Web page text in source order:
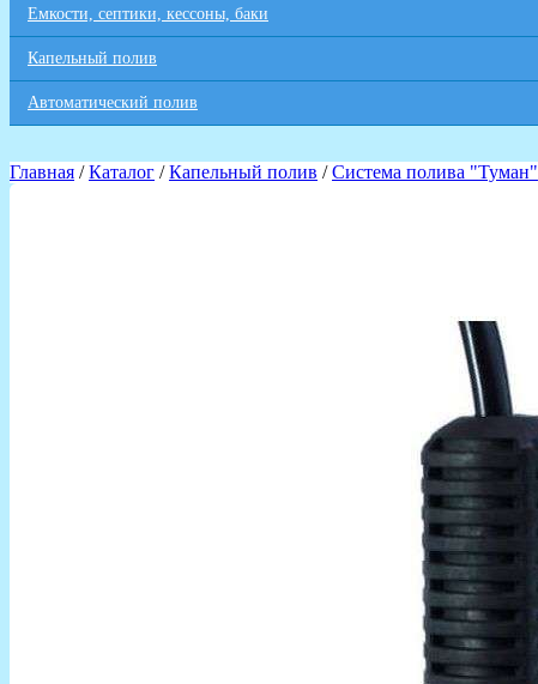
Емкости, септики, кессоны, баки
Капельный полив
Автоматический полив
Главная /Каталог /Капельный полив /Система полива "Туман"